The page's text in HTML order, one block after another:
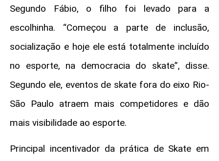
Segundo Fábio, o filho foi levado para a
escolhinha. “Começou a parte de inclusão,
socialização e hoje ele está totalmente incluído
no esporte, na democracia do skate”, disse.
Segundo ele, eventos de skate fora do eixo Rio-
São Paulo atraem mais competidores e dão
mais visibilidade ao esporte.
Principal incentivador da prática de Skate em